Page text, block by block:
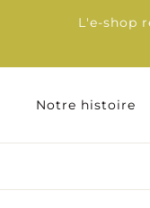
L'e-shop
Notre histoire